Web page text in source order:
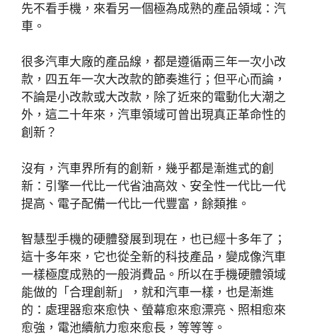
先不看手機，來看另一個極為成熟的產品領域：汽
車。
很多汽車大廠的產品線，都是遵循兩三年一次小改
款，四五年一次大改款的節奏進行；但平心而論，
不論是小改款或大改款，除了近來的電動化大潮之
外，這二十年來，汽車領域可曾出現真正革命性的
創新？
沒有，汽車界所有的創新，幾乎都是漸進式的創
新：引擎一代比一代省油高效、安全性一代比一代
提高、電子配備一代比一代豐富，餘類推。
智慧型手機的硬體發展到現在，也已經十多年了；
這十多年來，它也從全新的科技產品，變成像汽車
一樣極度成熟的一般消費品。所以在手機硬體領域
能做的「合理創新」，就和汽車一樣，也是漸進
的：處理器愈來愈快、螢幕愈來愈漂亮、照相愈來
愈強，電池續航力愈來愈長，等等等。